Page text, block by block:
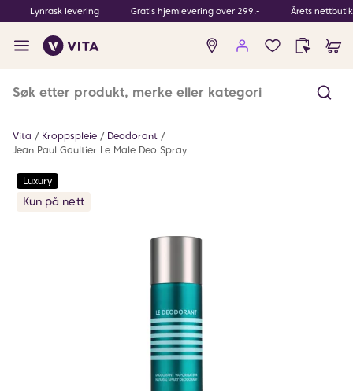
Lynrask levering Gratis hjemlevering over 299,- Årets
Ingen
produkter
Vita Kroppspleie
Deodorant
Jean Paul Gaultier Le Male Deo Spray
Luxury
Kun på nett